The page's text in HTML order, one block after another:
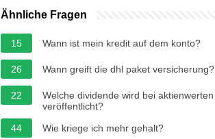
Ähnliche Fragen
15 Wann ist mein kredit auf dem konto?
26 Wann greift die dhl paket versicherung?
22
Welche dividende wird bei aktienwerten
veröffentlicht?
44
Wie kriege ich mehr gehalt?